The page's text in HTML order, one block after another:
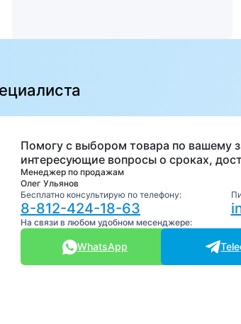
Помогу с выбором товара по вашему
интересующие вопросы о сроках,
Менеджер по продажам
Олег Ульянов
Бесплатно консультирую по телефону:
8-812-424-18-63
На связи в любом удобном месенджере:
WhatsApp